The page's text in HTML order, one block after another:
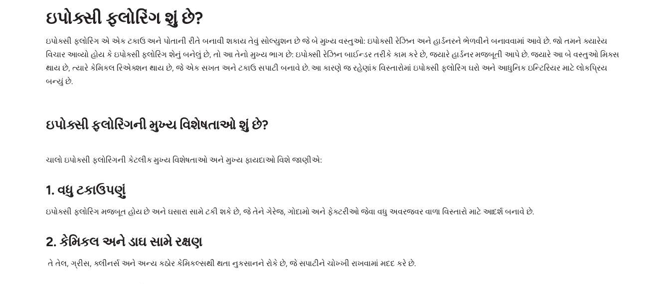
ઇપોક્સી ફ્લોરિંગ શું છે?
ઇપોક્સી ફ્લોરિંગ એ એક ટકાઉ અને પોતાની રીતે બનાવી શકાય તેવું સોલ્યુશન છે જે બે મુખ્ય વસ્તુઓ: ઇપોક્સી રેઝિન અને હાર્ડનરને ભેળવીને બનાવવામાં આવે છે. જો તમને ક્યારેય
વિચાર આવ્યો હોય કે ઇપોક્સી ફ્લોરિંગ શેનું બનેલું છે, તો આ તેનો મુખ્ય ભાગ છે: ઇપોક્સી રેઝિન બાઈન્ડર તરીકે કામ કરે છે, જ્યારે હાર્ડનર મજબૂતી આપે છે. જ્યારે આ બે વસ્તુઓ મિક્સ
થાય છે, ત્યારે કેમિકલ રિએક્શન થાય છે, જે એક સખત અને ટકાઉ સપાટી બનાવે છે. આ કારણે જ રહેણાંક વિસ્તારોમાં ઇપોક્સી ફ્લોરિંગ ઘરો અને આધુનિક ઇન્ટિરિયર માટે લોકપ્રિય
બન્યું છે.
ઇપોક્સી ફ્લોરિંગની મુખ્ય વિશેષતાઓ શું છે?
ચાલો ઇપોક્સી ફ્લોરિંગની કેટલીક મુખ્ય વિશેષતાઓ અને મુખ્ય ફાયદાઓ વિશે જાણીએ:
1. વધુ ટકાઉપણું
ઇપોક્સી ફ્લોરિંગ મજબૂત હોય છે અને ઘસારા સામે ટકી શકે છે, જે તેને ગેરેજ, ગોદામો અને ફેક્ટરીઓ જેવા વધુ અવરજવર વાળા વિસ્તારો માટે આદર્શ બનાવે છે.
2. કેમિકલ અને ડાઘ સામે રક્ષણ
તે તેલ, ગ્રીસ, ક્લીનર્સ અને અન્ય કઠોર કેમિકલ્સથી થતા નુકસાનને રોકે છે, જે સપાટીને ચોખ્ખી રાખવામાં મદદ કરે છે.